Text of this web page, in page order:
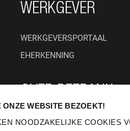
ONZE WEBSITE BEZOEKT!
NOODZAKELIJKE COOKIES
WERKGEVER
WERKGEVERSPORTAAL
EHERKENNING
WIE ZIJN WIJ?